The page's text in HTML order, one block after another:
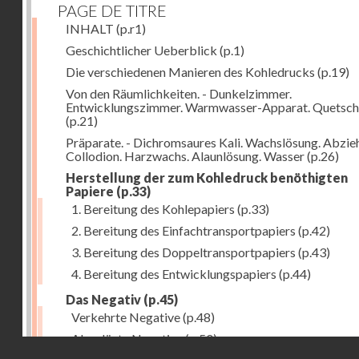
PAGE DE TITRE
INHALT (p.r1)
Geschichtlicher Ueberblick (p.1)
Die verschiedenen Manieren des Kohledrucks (p.19)
Von den Räumlichkeiten. - Dunkelzimmer.
Entwicklungszimmer. Warmwasser-Apparat.
(p.21)
Präparate. - Dichromsaures Kali. Wachslösung.
Collodion. Harzwachs. Alaunlösung. Wasser(p.26)
Herstellung der zum Kohledruck benöthigten
Papiere (p.33)
1. Bereitung des Kohlepapiers (p.33)
2. Bereitung des Einfachtransportpapiers (p.42)
3. Bereitung des Doppeltransportpapiers (p.43)
4. Bereitung des Entwicklungspapiers (p.44)
Das Negativ (p.45)
Verkehrte Negative(p.48)
Abgelöste Negative(p.50)